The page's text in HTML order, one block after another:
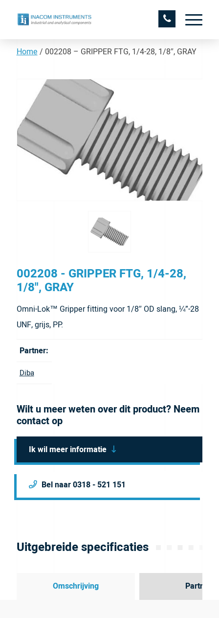
Home / 002208 – GRIPPER FTG, 1/4-28, 1/8″, GRAY
002208 - GRIPPER FTG, 1/4-28,
1/8", GRAY
Omni-Lok™ Gripper fitting voor 1/8″ OD slang, ¼”-28
UNF, grijs, PP.
Partner:
Diba
Wilt u meer weten over dit product? Neem
contact op
Ik wil meer informatie
Bel naar 0318 - 521 151
Uitgebreide specificaties
Omschrijving Partner